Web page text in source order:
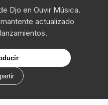
Djo en Ouvir Música.
actualizado